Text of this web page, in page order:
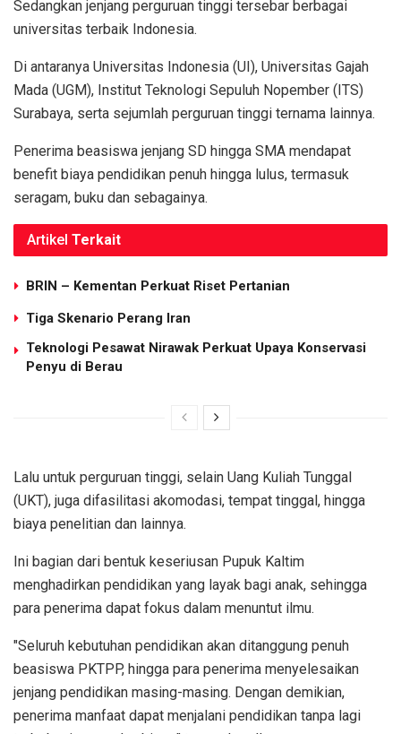
Sedangkan jenjang perguruan tinggi tersebar berbagai
universitas terbaik Indonesia.
Di antaranya Universitas Indonesia (UI), Universitas Gajah
Mada (UGM), Institut Teknologi Sepuluh Nopember (ITS)
Surabaya, serta sejumlah perguruan tinggi ternama lainnya.
Penerima beasiswa jenjang SD hingga SMA mendapat
benefit biaya pendidikan penuh hingga lulus, termasuk
seragam, buku dan sebagainya.
Artikel Terkait
BRIN – Kementan Perkuat Riset Pertanian
Tiga Skenario Perang Iran
Teknologi Pesawat Nirawak Perkuat Upaya Konservasi
Penyu di Berau
Lalu untuk perguruan tinggi, selain Uang Kuliah Tunggal
(UKT), juga difasilitasi akomodasi, tempat tinggal, hingga
biaya penelitian dan lainnya.
Ini bagian dari bentuk keseriusan Pupuk Kaltim
menghadirkan pendidikan yang layak bagi anak, sehingga
para penerima dapat fokus dalam menuntut ilmu.
"Seluruh kebutuhan pendidikan akan ditanggung penuh
beasiswa PKTPP, hingga para penerima menyelesaikan
jenjang pendidikan masing-masing. Dengan demikian,
penerima manfaat dapat menjalani pendidikan tanpa lagi